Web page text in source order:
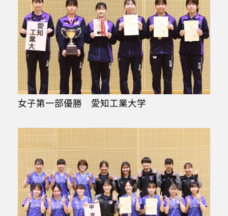
女子第一部優勝 愛知工業大学